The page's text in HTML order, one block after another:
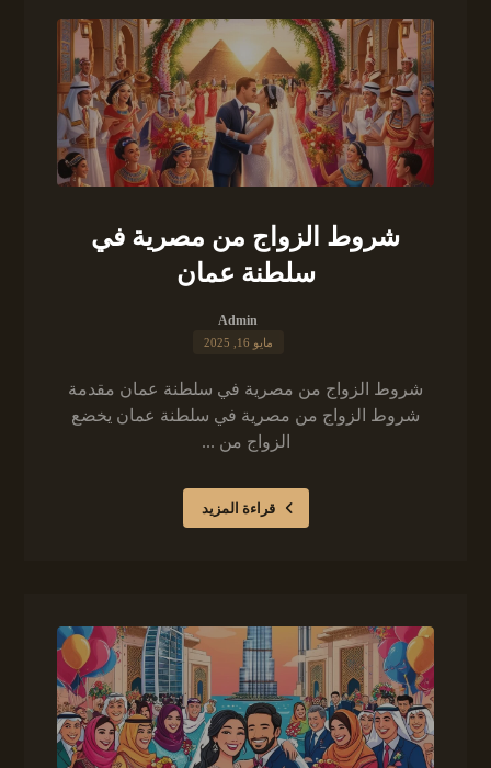
شروط الزواج من مصرية في
سلطنة عمان
Admin
مايو 16, 2025
شروط الزواج من مصرية في سلطنة عمان مقدمة
شروط الزواج من مصرية في سلطنة عمان يخضع
الزواج من ...
قراءة المزيد